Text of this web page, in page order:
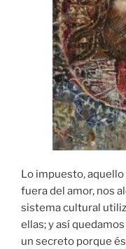
Lo impuesto,
fuera del amor, nos
sistema cultural
ellas; y así
un secreto porque